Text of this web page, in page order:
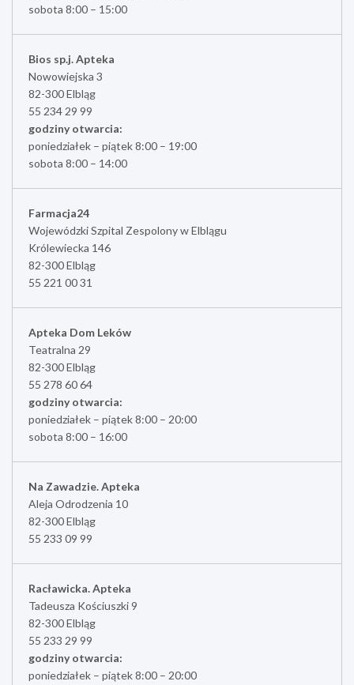
sobota 8:00 – 15:00
Bios sp.j. Apteka
Nowowiejska 3
82-300 Elbląg
55 234 29 99
godziny otwarcia:
poniedziałek – piątek 8:00 – 19:00
sobota 8:00 – 14:00
Farmacja24
Wojewódzki Szpital Zespolony w Elblągu
Królewiecka 146
82-300 Elbląg
55 221 00 31
Apteka Dom Leków
Teatralna 29
82-300 Elbląg
55 278 60 64
godziny otwarcia:
poniedziałek – piątek 8:00 – 20:00
sobota 8:00 – 16:00
Na Zawadzie. Apteka
Aleja Odrodzenia 10
82-300 Elbląg
55 233 09 99
Racławicka. Apteka
Tadeusza Kościuszki 9
82-300 Elbląg
55 233 29 99
godziny otwarcia:
poniedziałek – piątek 8:00 – 20:00